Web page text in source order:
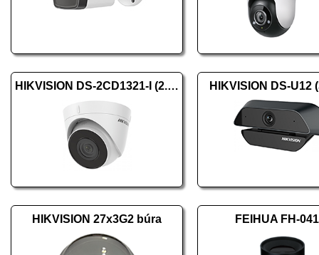
HIKVISION DS-2CD1321-I (2.8mm) (F) HIKVISION DS-U12
HIKVISION 27x3G2 búra FEIHUA FH-